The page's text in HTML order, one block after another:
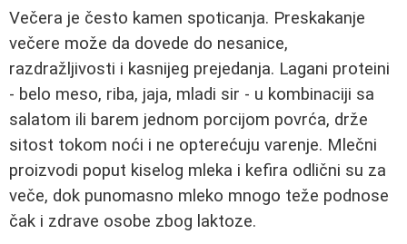
Večera je često kamen spoticanja. Preskakanje
večere može da dovede do nesanice,
razdražljivosti i kasnijeg prejedanja. Lagani proteini
- belo meso, riba, jaja, mladi sir - u kombinaciji sa
salatom ili barem jednom porcijom povrća, drže
sitost tokom noći i ne opterećuju varenje. Mlečni
proizvodi poput kiselog mleka i kefira odlični su za
veče, dok punomasno mleko mnogo teže podnose
čak i zdrave osobe zbog laktoze.